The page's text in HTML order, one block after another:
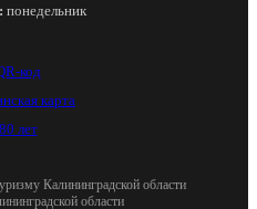
понедельник
Калининградской области
области